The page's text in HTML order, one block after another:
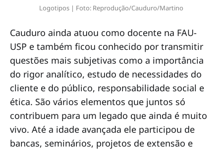
Logotipos | Foto: Reprodução/Cauduro/Martino
Cauduro ainda atuou como docente na FAU-
USP e também ficou conhecido por transmitir
questões mais subjetivas como a importância
do rigor analítico, estudo de necessidades do
cliente e do público, responsabilidade social e
ética. São vários elementos que juntos só
contribuem para um legado que ainda é muito
vivo. Até a idade avançada ele participou de
bancas, seminários, projetos de extensão e